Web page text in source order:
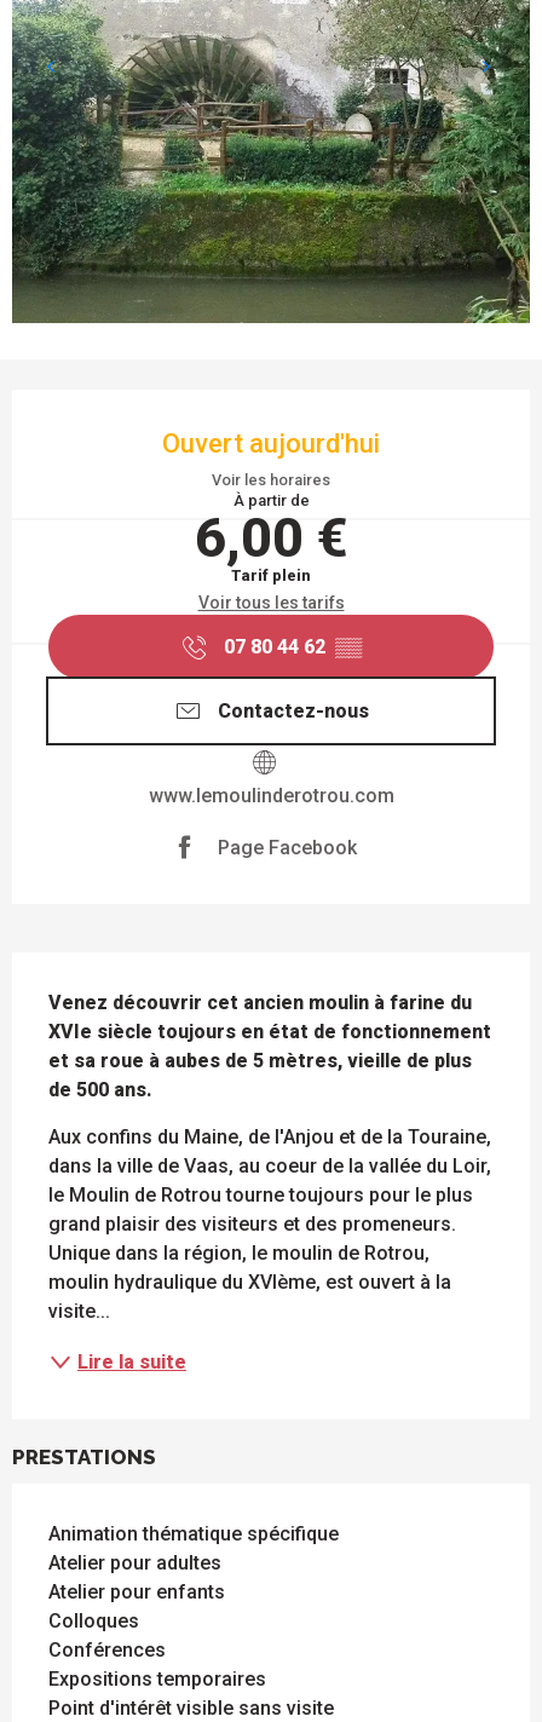
Ouvert aujourd'hui
Voir les horaires
À partir de
6,00 €
Tarif plein
Voir tous les tarifs
07 80 44 62 ▒▒
Contactez-nous
www.lemoulinderotrou.com
Page Facebook
Venez découvrir cet ancien moulin à farine du
XVIe siècle toujours en état de fonctionnement
et sa roue à aubes de 5 mètres, vieille de plus
de 500 ans.
Aux confins du Maine, de l'Anjou et de la Touraine,
dans la ville de Vaas, au coeur de la vallée du Loir,
le Moulin de Rotrou tourne toujours pour le plus
grand plaisir des visiteurs et des promeneurs.
Unique dans la région, le moulin de Rotrou,
moulin hydraulique du XVIème, est ouvert à la
visite...
Lire la suite
PRESTATIONS
Animation thématique spécifique
Atelier pour adultes
Atelier pour enfants
Colloques
Conférences
Expositions temporaires
Point d'intérêt visible sans visite